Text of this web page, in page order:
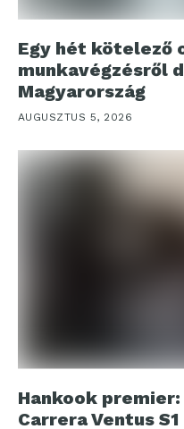
Egy hét kötelező
munkavégzésről
Magyarország
AUGUSZTUS 5, 2026
Hankook premier:
Carrera Ventus S1